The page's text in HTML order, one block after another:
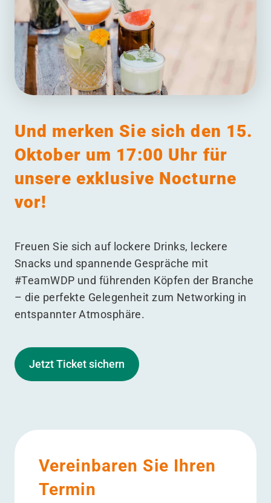
Und merken Sie sich den 15.
Oktober um 17:00 Uhr für
unsere exklusive Nocturne
vor!
Freuen Sie sich auf lockere Drinks, leckere
Snacks und spannende Gespräche mit
#TeamWDP und führenden Köpfen der Branche
– die perfekte Gelegenheit zum Networking in
entspannter Atmosphäre.
Jetzt Ticket sichern
Vereinbaren Sie Ihren
Termin